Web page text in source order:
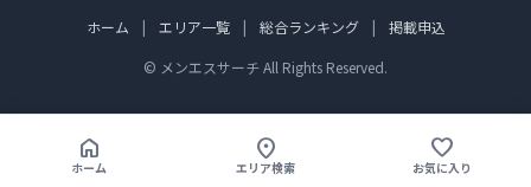
ホーム | エリア一覧 | 総合ランキング |
掲載申込
© メンエスサーチ All Rights Reserved.
home
ホーム
location_on
エリア検索
favorite
お気に入り